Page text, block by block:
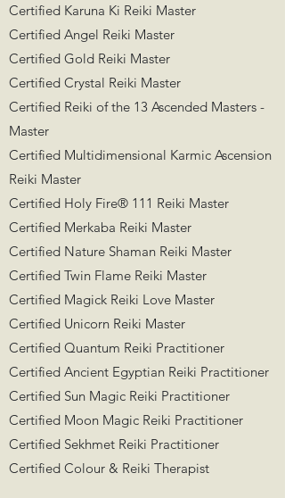
Certified Karuna Ki Reiki Master
Certified Angel Reiki Master
Certified Gold Reiki Master
Certified Crystal Reiki Master
Certified Reiki of the 13 Ascended Masters -
Master
Certified Multidimensional Karmic Ascension
Reiki Master
Certified Holy Fire® 111 Reiki Master
Certified Merkaba Reiki Master
Certified Nature Shaman Reiki Master
Certified Twin Flame Reiki Master
Certified Magick Reiki Love Master
Certified Unicorn Reiki Master
Certified Quantum Reiki Practitioner
Certified Ancient Egyptian Reiki Practitioner
Certified Sun Magic Reiki Practitioner
Certified Moon Magic Reiki Practitioner
Certified Sekhmet Reiki Practitioner
Certified Colour & Reiki Therapist ​​